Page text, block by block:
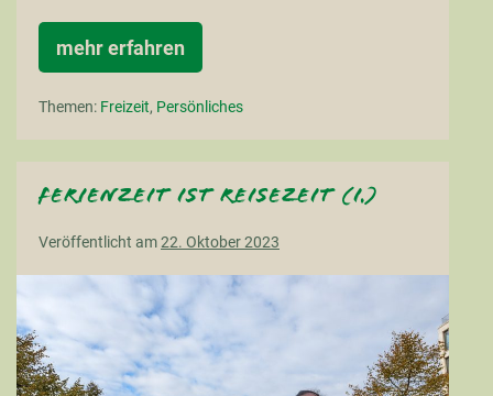
mehr erfahren
Kunst
in
Aurich
Themen: Freizeit, Persönliches
Ferienzeit ist Reisezeit (I.)
Veröffentlicht am22. Oktober 2023
Ferienzeit
ist
Reisezeit
(I.)